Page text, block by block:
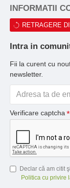
INFORMATII
RETRAGERE
Intra in
Fii la curent cu
newsletter.
Verificare captcha
Declar că am citit
Politica cu privire